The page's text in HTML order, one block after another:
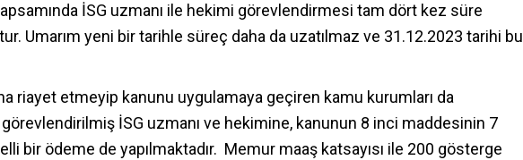
İSG uzmanı ile hekimi görevlendirmesi tam dört kez süre
Umarım yeni bir tarihle süreç daha da uzatılmaz ve 31.12.2023 tarihi bu
riayet etmeyip kanunu uygulamaya geçiren kamu kurumları da
İSG uzmanı ve hekimine, kanunun 8 inci maddesinin 7
bir ödeme de yapılmaktadır. Memur maaş katsayısı ile 200 gösterge